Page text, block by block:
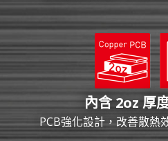
內含 2oz 厚
PCB強化設計，改善散熱